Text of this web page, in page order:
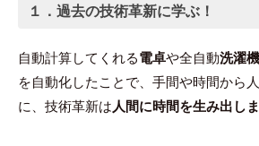
１．過去の技術革新に学ぶ！
自動計算してくれる電卓や全自動洗濯機
を自動化したことで、手間や時間から
に、技術革新は 人間に時間を生み出しま